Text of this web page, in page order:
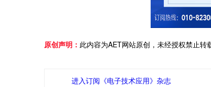
原创声明： 此内容为AET网站原创，未经授权禁止转
进入订阅《电子技术应用》杂志